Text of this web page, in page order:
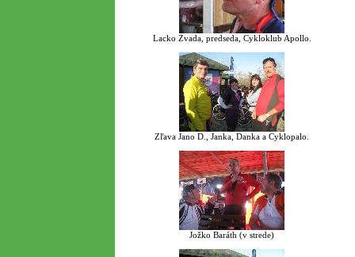
Lacko Zvada, predseda, Cykloklub Apollo.
Zľava Jano D., Janka, Danka a Cyklopalo.
Jožko Baráth (v strede)